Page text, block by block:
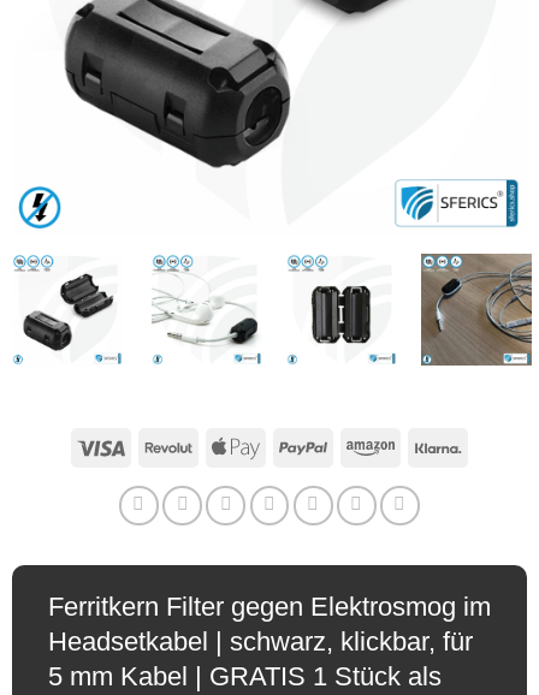
Visa Revolut Apple
PayPal Amazon
Ferritkern Filter gegen Elektrosmog im
Headsetkabel | schwarz, klickbar, für
5 mm Kabel | GRATIS 1 Stück als